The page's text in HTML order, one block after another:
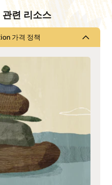
련 리소스
가격 정책